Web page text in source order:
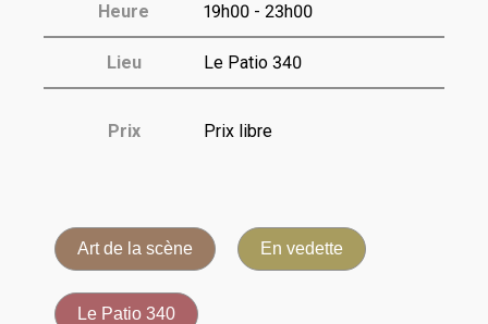
Heure 19h00 - 23h00
Lieu Le Patio 340
Prix Prix libre
Art de la scène En vedette
Le Patio 340